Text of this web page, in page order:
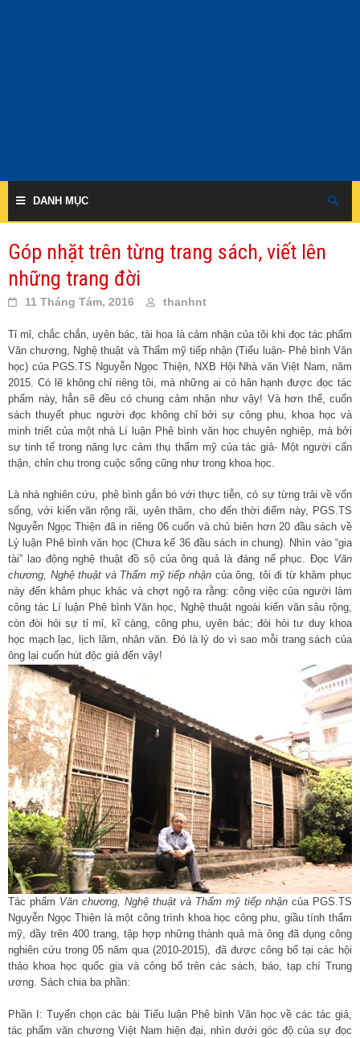
DANH MỤC
Góp nhặt trên từng trang sách, viết lên
những trang đời
11 Tháng Tám, 2016 thanhnt
Tỉ mỉ, chắc chắn, uyên bác, tài hoa là cảm nhận của tôi khi đọc tác phẩm
Văn chương, Nghệ thuật và Thẩm mỹ tiếp nhận (Tiểu luận- Phê bình Văn
học) của PGS.TS Nguyễn Ngọc Thiện, NXB Hội Nhà văn Việt Nam, năm
2015. Có lẽ không chỉ riêng tôi, mà những ai có hân hạnh được đọc tác
phẩm này, hẳn sẽ đều có chung cảm nhận như vậy! Và hơn thế, cuốn
sách thuyết phục người đọc không chỉ bởi sự công phu, khoa học và
minh triết của một nhà Lí luận Phê bình văn học chuyên nghiệp, mà bởi
sự tinh tế trong năng lực cảm thụ thẩm mỹ của tác giả- Một người cẩn
thận, chỉn chu trong cuộc sống cũng như trong khoa học.
Là nhà nghiên cứu, phê bình gắn bó với thực tiễn, có sự từng trải về vốn
sống, với kiến văn rộng rãi, uyên thâm, cho đến thời điểm này, PGS.TS
Nguyễn Ngọc Thiện đã in riêng 06 cuốn và chủ biên hơn 20 đầu sách về
Lý luận Phê bình văn học (Chưa kể 36 đầu sách in chung). Nhìn vào “gia
tài” lao động nghệ thuật đồ sộ của ông quả là đáng nể phục. Đọc Văn
chương, Nghệ thuật và Thẩm mỹ tiếp nhận của ông, tôi đi từ khâm phục
này đến khâm phục khác và chợt ngộ ra rằng: công việc của người làm
công tác Lí luận Phê bình Văn học, Nghệ thuật ngoài kiến văn sâu rộng,
còn đòi hỏi sự tỉ mỉ, kĩ càng, công phu, uyên bác; đòi hỏi tư duy khoa
học mạch lạc, lịch lãm, nhân văn. Đó là lý do vì sao mỗi trang sách của
ông lại cuốn hút độc giả đến vậy!
Tác phẩm Văn chương, Nghệ thuật và Thẩm mỹ tiếp nhận của PGS.TS
Nguyễn Ngọc Thiện là một công trình khoa học công phu, giầu tính thẩm
mỹ, dầy trên 400 trang, tập hợp những thành quả mà ông đã dụng công
nghiên cứu trong 05 năm qua (2010-2015), đã được công bố tại các hội
thảo khoa học quốc gia và công bố trên các sách, báo, tạp chí Trung
ương. Sách chia ba phần:
Phần I: Tuyển chọn các bài Tiểu luận Phê bình Văn học về các tác giả,
tác phẩm văn chương Việt Nam hiện đại, nhìn dưới góc độ của sự đọc